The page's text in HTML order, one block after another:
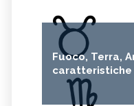
Fuoco, Terra,
caratteristiche